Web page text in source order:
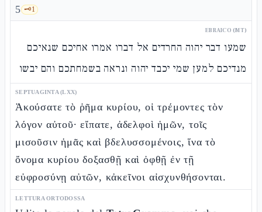
5 🗝️1
EBRAICO (MT)
שמעו דבר יהוה החרדים אל דברו אמרו אחיכם שנאיכם
מנדיכם למען שמי יכבד יהוה ונראה בשמחתכם והם יבשו
SEPTUAGINTA (LXX)
Ἀκούσατε τὸ ῥῆμα κυρίου, οἱ τρέμοντες τὸν
λόγον αὐτοῦ· εἴπατε, ἀδελφοὶ ἡμῶν, τοῖς
μισοῦσιν ἡμᾶς καὶ βδελυσσομένοις, ἵνα τὸ
ὄνομα κυρίου δοξασθῇ καὶ ὀφθῇ ἐν τῇ
εὐφροσύνῃ αὐτῶν, κἀκεῖνοι αἰσχυνθήσονται.
LETTURA ORTODOSSA